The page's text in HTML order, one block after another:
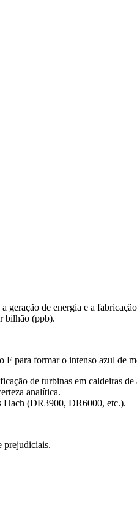
de energia e a
bilhão (ppb).
F para formar o intenso azul de
de turbinas em caldeiras de
analítica.
Hach (DR3900, DR6000, etc.).
prejudiciais.